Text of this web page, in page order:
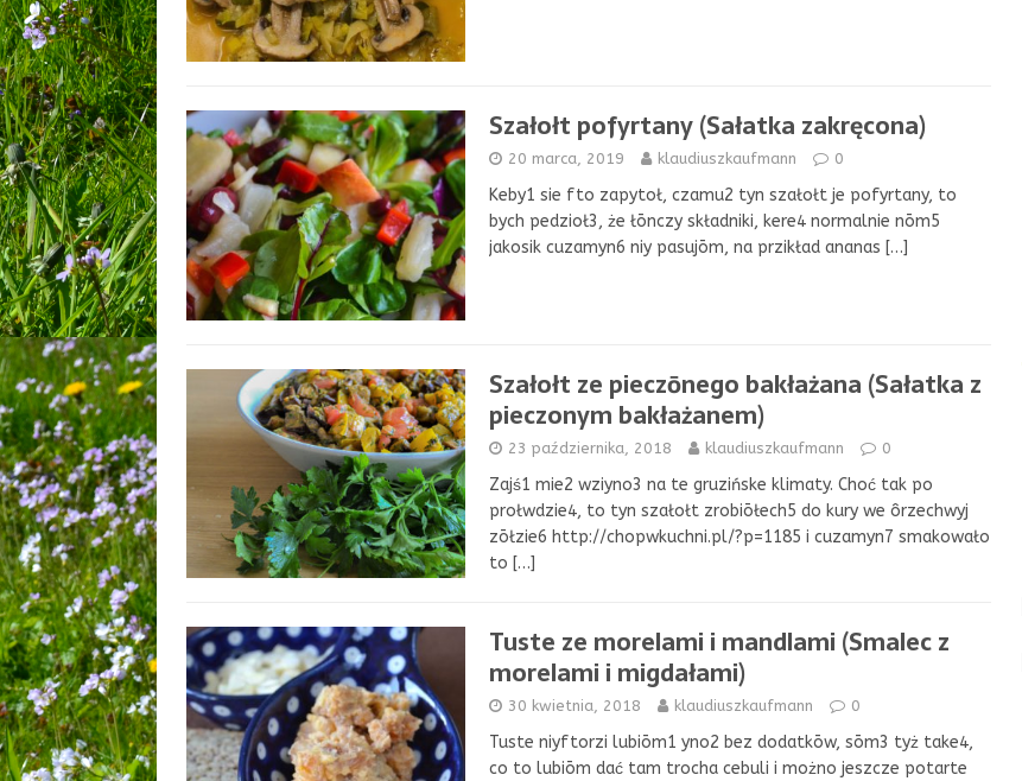
Szałołt pofyrtany (Sałatka zakręcona)
20 marca, 2019 klaudiuszkaufmann 0
Keby1 sie fto zapytoł, czamu2 tyn szałołt je pofyrtany, to
bych pedzioł3, że łōnczy składniki, kere4 normalnie nōm5
jakosik cuzamyn6 niy pasujōm, na przikład ananas […]
Szałołt ze pieczōnego bakłażana (Sałatka z
pieczonym bakłażanem)
23 października, 2018 klaudiuszkaufmann 0
Zajś1 mie2 wziyno3 na te gruzińske klimaty. Choć tak po
prołwdzie4, to tyn szałołt zrobiōłech5 do kury we ôrzechwyj
zōłzie6 http://chopwkuchni.pl/?p=1185 i cuzamyn7 smakowało
to […]
Tuste ze morelami i mandlami (Smalec z
morelami i migdałami)
30 kwietnia, 2018 klaudiuszkaufmann 0
Tuste niyftorzi lubiōm1 yno2 bez dodatkōw, sōm3 tyż take4,
co to lubiōm dać tam trocha cebuli i możno jeszcze potarte